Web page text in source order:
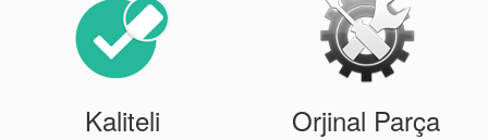
Kaliteli Orjinal Parça